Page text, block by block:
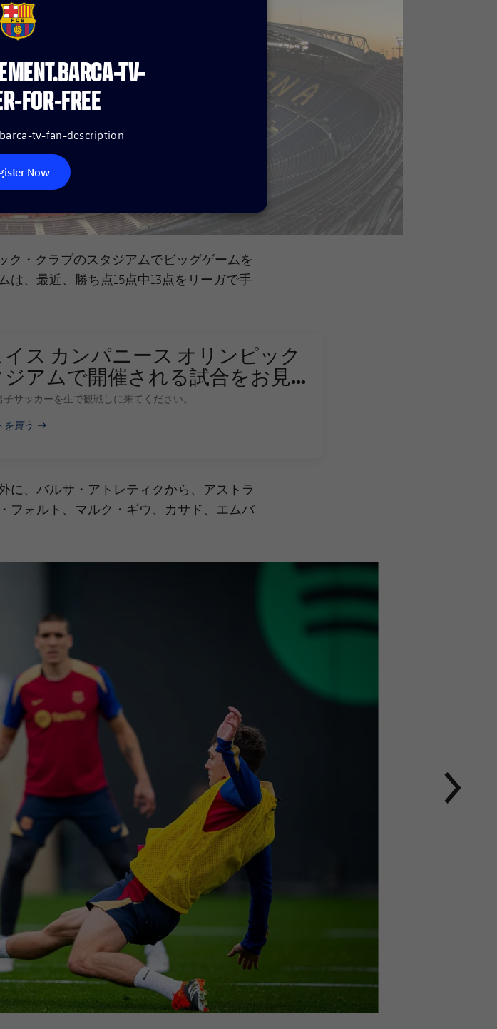
FCB Barcelona badge
TV-
FOR-FREE
tv-fan-description
Now
ク・クラブのスタジアムでビッグゲームを
、最近、勝ち点15点中13点をリーガで手
イス カンパニース オリンピック
ジアムで開催される試合をお見
く
子サッカーを生で観戦しに来てください。
を買う
NEWS
に、バルサ・アトレティクから、アストラ
フォルト、マルク・ギウ、カサド、エムバ